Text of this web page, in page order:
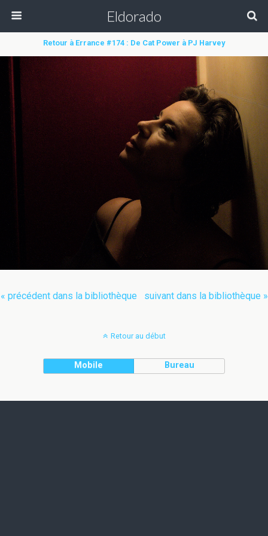
Eldorado
Retour à Errance #174 : De Cat Power à PJ Harvey
« précédent dans la bibliothèque suivant dans la bibliothèque »
Retour au début
Mobile Bureau